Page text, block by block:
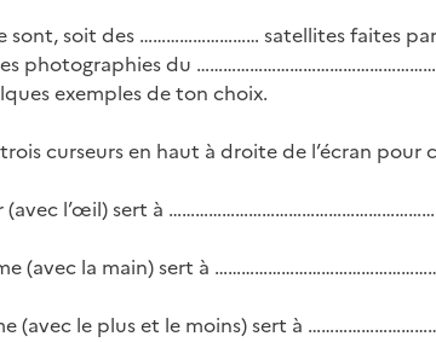
sont, soit des ……………………… satellites faites
photographies du
exemples de ton choix.
curseurs en haut à droite de l’écran pour
(avec l’œil) sert à
(avec la main) sert à
(avec le plus et le moins) sert à